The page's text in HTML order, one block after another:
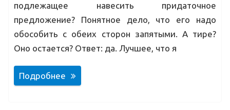
подлежащее навесить придаточное
предложение? Понятное дело, что его надо
обособить с обеих сторон запятыми. А тире?
Оно остается? Ответ: да. Лучшее, что я
Подробнее